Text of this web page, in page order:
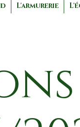
L'armurerie